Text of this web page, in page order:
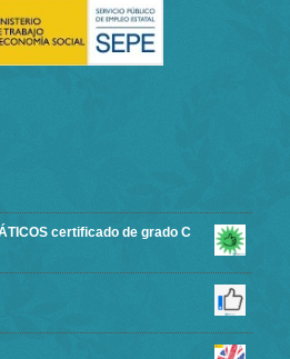
certificado de grado C